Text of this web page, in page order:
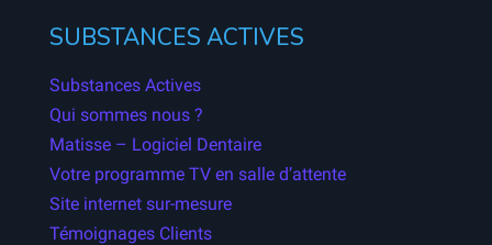
SUBSTANCES ACTIVES
Substances Actives
Qui sommes nous ?
Matisse – Logiciel Dentaire
Votre programme TV en salle d’attente
Site internet sur-mesure
Témoignages Clients